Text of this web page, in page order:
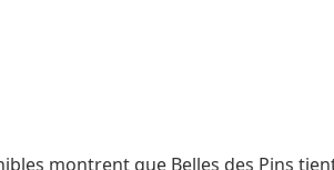
montrent que Belles des Pins